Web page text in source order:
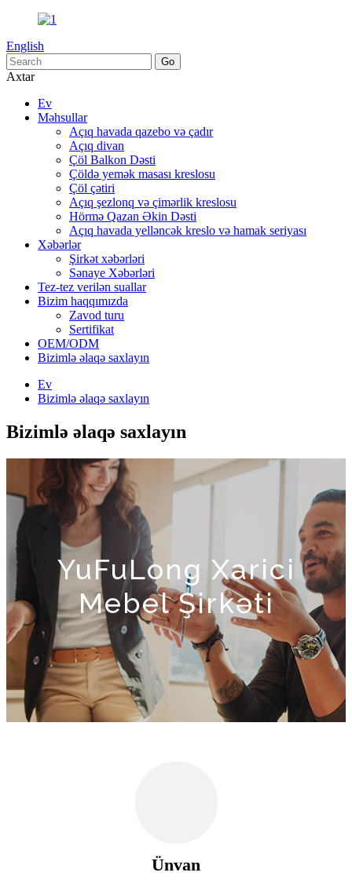
English
Axtar
Ev
Məhsullar
Açıq havada qazebo və çadır
Açıq divan
Çöl Balkon Dəsti
Çöldə yemək masası kreslosu
Çöl çətiri
Açıq şezlonq və çimərlik kreslosu
Hörmə Qazan Əkin Dəsti
Açıq havada yelləncək kreslo və hamak seriyası
Xəbərlər
Şirkət xəbərləri
Sənaye Xəbərləri
Tez-tez verilən suallar
Bizim haqqımızda
Zavod turu
Sertifikat
OEM/ODM
Bizimlə əlaqə saxlayın
Ev
Bizimlə əlaqə saxlayın
Bizimlə əlaqə saxlayın
YuFuLong Xarici
Mebel Şirkəti
Ünvan